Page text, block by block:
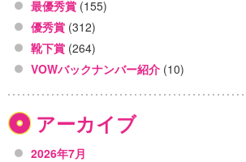
最優秀賞 (155)
優秀賞 (312)
靴下賞 (264)
VOWバックナンバー紹介 (10)
アーカイブ
2026年7月